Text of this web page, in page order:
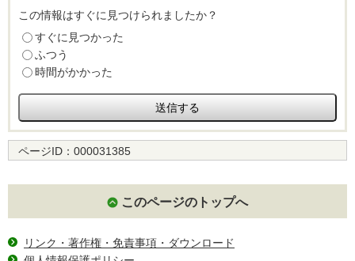
この情報はすぐに見つけられましたか？
すぐに見つかった
ふつう
時間がかかった
ページID： 000031385
このページのトップへ
リンク・著作権・免責事項・ダウンロード